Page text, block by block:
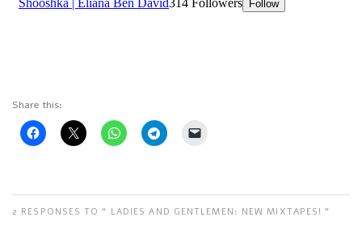
Share this:
2 RESPONSES TO “ LADIES AND GENTLEMEN: NEW MIXTAPES! ”